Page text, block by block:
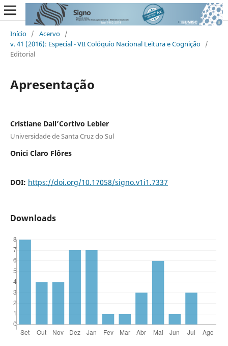
Início / Acervo /
v. 41 (2016): Especial - VII Colóquio Nacional Leitura e Cognição /
Editorial
Apresentação
Cristiane Dall’Cortivo Lebler
Universidade de Santa Cruz do Sul
Onici Claro Flôres
DOI: https://doi.org/10.17058/signo.v1i1.7337
Downloads